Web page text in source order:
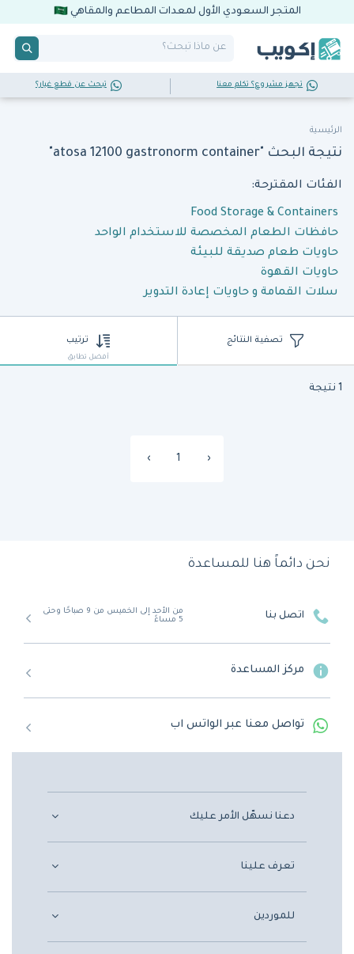
المتجر السعودي الأول لمعدات المطاعم والمقاهي
تجهز مشروع؟ تكلم معنا تبحث عن قطع غيار؟
الرئيسية
نتيجة البحث "atosa 12100 gastronorm container"
الفئات المقترحة:
Food Storage & Containers
حافظات الطعام المخصصة للاستخدام الواحد
حاويات طعام صديقة للبيئة
حاويات القهوة
سلات القمامة و حاويات إعادة التدوير
تصفية النتائج ترتيب
أفضل تطابق
1 نتيجة
‹
1
›
نحن دائماً هنا للمساعدة
اتصل بنا
من الأحد إلى الخميس من 9 صباحًا وحتى
5 مساءً
مركز المساعدة
تواصل معنا عبر الواتس اب
دعنا نسهّل الأمر عليك
تعرف علينا
للموردين